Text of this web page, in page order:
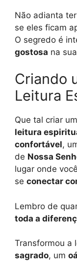
Não adianta
se eles ficam
O segredo é
gostosa na
Criando
Leitura
Que tal criar um
leitura
confortável,
de Nossa
lugar onde
se conectar
Lembro de
toda a
Transformou a
sagrado, um